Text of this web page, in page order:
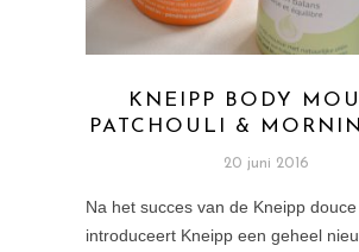
KNEIPP BODY
PATCHOULI &
20 juni 2016
Na het succes van de Kneipp
introduceert Kneipp een geheel